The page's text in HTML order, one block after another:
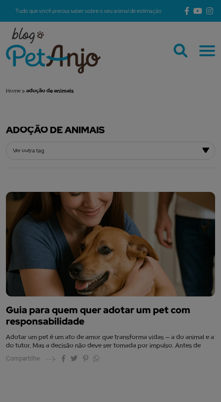
Tudo que você precisa saber sobre o seu animal de estimação
Home » adoção de animais
ADOÇÃO DE ANIMAIS
Guia para quem quer adotar um pet com
responsabilidade
Adotar um pet é um ato de amor que transforma vidas — a do animal e a
do tutor. Mas a decisão não deve ser tomada por impulso. Antes de
Compartilhe